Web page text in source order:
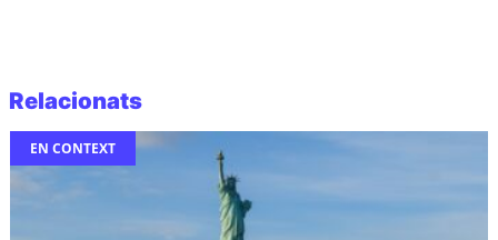
Relacionats
EN CONTEXT